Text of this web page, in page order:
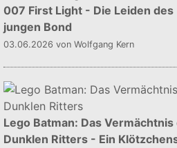
007 First Light - Die Leiden des
jungen Bond
03.06.2026 von Wolfgang Kern
Lego Batman: Das Vermächtnis
Dunklen Ritters - Ein